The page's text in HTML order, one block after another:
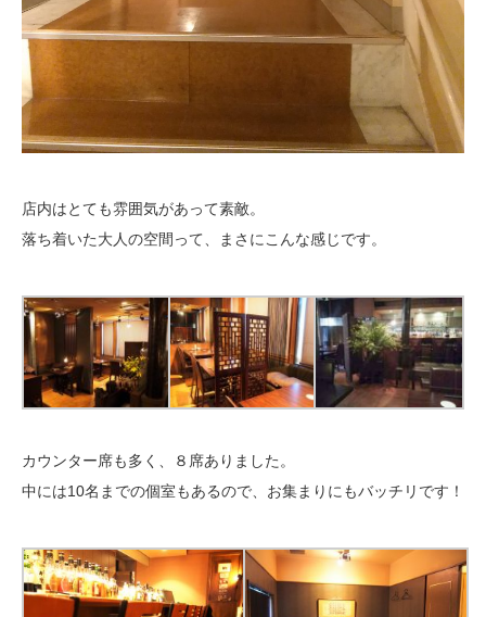
店内はとても雰囲気があって素敵。
落ち着いた大人の空間って、まさにこんな感じです。
カウンター席も多く、８席ありました。
中には10名までの個室もあるので、お集まりにもバッチリです！